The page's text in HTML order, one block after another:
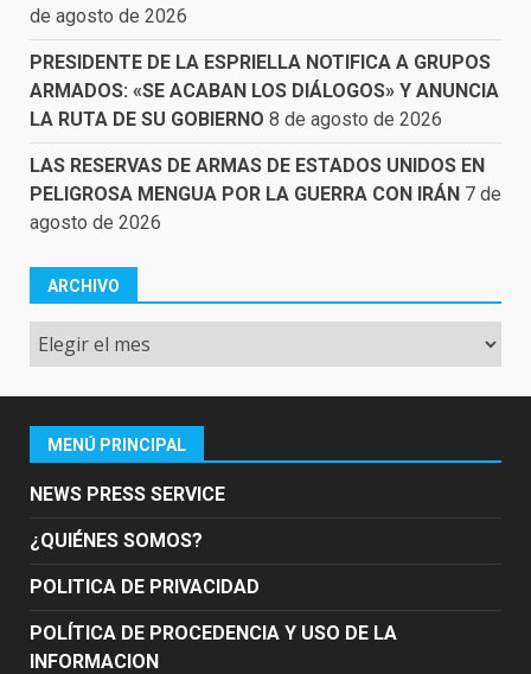
de agosto de 2026
PRESIDENTE DE LA ESPRIELLA NOTIFICA A GRUPOS
ARMADOS: «SE ACABAN LOS DIÁLOGOS» Y ANUNCIA
LA RUTA DE SU GOBIERNO 8 de agosto de 2026
LAS RESERVAS DE ARMAS DE ESTADOS UNIDOS EN
PELIGROSA MENGUA POR LA GUERRA CON IRÁN 7 de
agosto de 2026
ARCHIVO
Archivo
MENÚ PRINCIPAL
NEWS PRESS SERVICE
¿QUIÉNES SOMOS?
POLITICA DE PRIVACIDAD
POLÍTICA DE PROCEDENCIA Y USO DE LA
INFORMACION